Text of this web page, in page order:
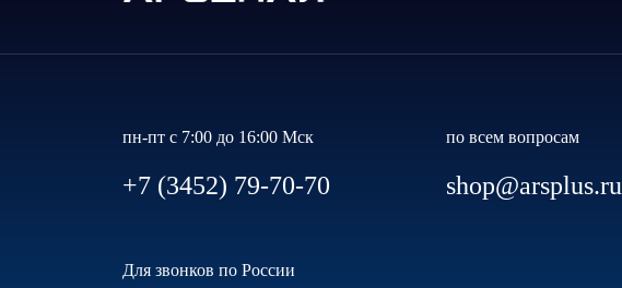
пн-пт с 7:00 до 16:00 Мск
+7 (3452) 79-70-70
по всем вопросам
shop@arsplus.ru
Для звонков по России